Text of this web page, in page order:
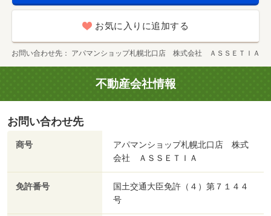
お気に入りに追加する
お問い合わせ先 アパマンショップ札幌北口店 株式会社 ＡＳＳＥＴＩＡ
不動産会社情報
お問い合わせ先
商号
アパマンショップ札幌北口店 株式
会社 ＡＳＳＥＴＩＡ
免許番号
国土交通大臣免許（４）第７１４４
号